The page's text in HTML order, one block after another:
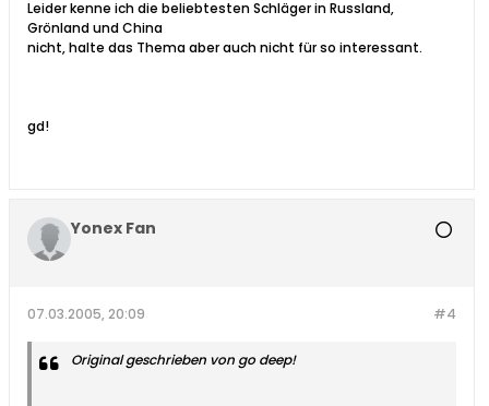
Leider kenne ich die beliebtesten Schläger in Russland,
Grönland und China
nicht, halte das Thema aber auch nicht für so interessant.
gd!
Yonex Fan
#4
07.03.2005, 20:09
Original geschrieben von go deep!